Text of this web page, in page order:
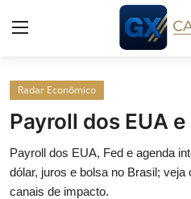
Entrar
Início
Cursos
Radar Econômico
Payroll dos EUA
Payroll dos EUA, Fed e agenda
dólar, juros e bolsa no Brasil;
canais de impacto.